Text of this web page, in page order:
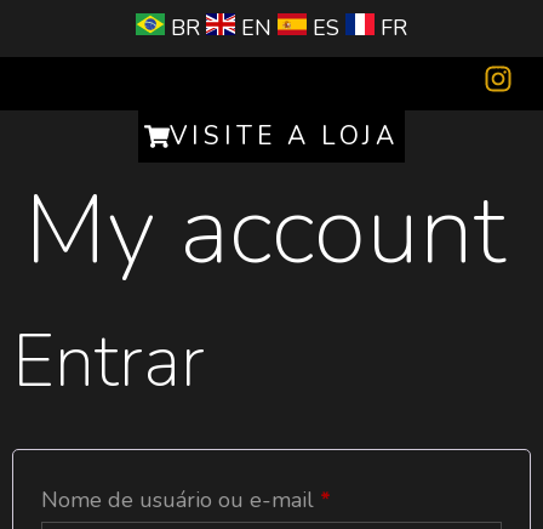
BR EN ES FR
VISITE A LOJA
My account
Entrar
Nome de usuário ou e-mail *